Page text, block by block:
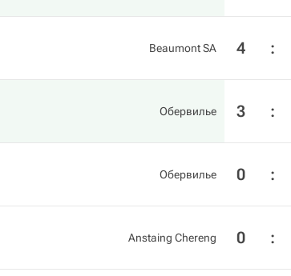
Beaumont SA 4 :
Обервилье 3 :
Обервилье 0 :
Anstaing Chereng 0 :